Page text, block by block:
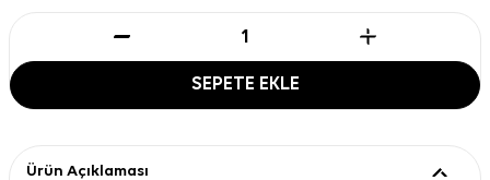
SEPETE EKLE
Ürün Açıklaması